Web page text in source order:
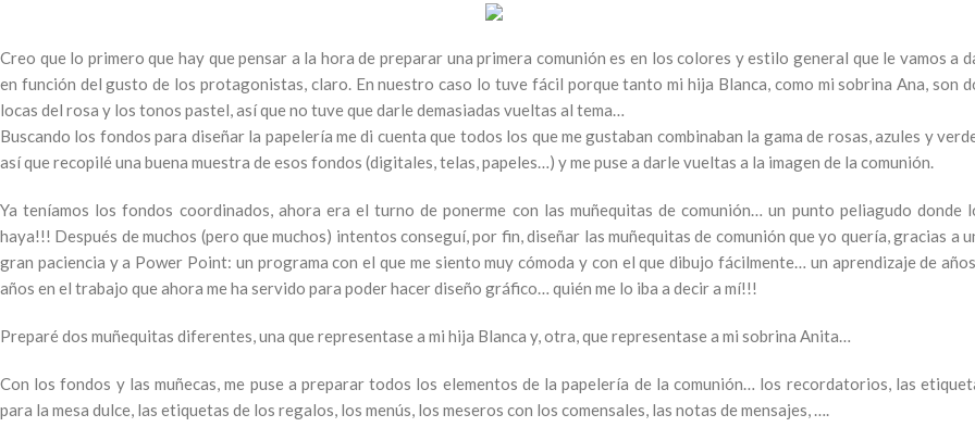
Creo que lo primero que hay que pensar a la hora de preparar una primera comunión es en los colores y estilo general que le vamos a
en función del gusto de los protagonistas, claro. En nuestro caso lo tuve fácil porque tanto mi hija Blanca, como mi sobrina Ana, son
locas del rosa y los tonos pastel, así que no tuve que darle demasiadas vueltas al tema…
Buscando los fondos para diseñar la papelería me di cuenta que todos los que me gustaban combinaban la gama de rosas, azules y
así que recopilé una buena muestra de esos fondos (digitales, telas, papeles…) y me puse a darle vueltas a la imagen de la comunión.
Ya teníamos los fondos coordinados, ahora era el turno de ponerme con las muñequitas de comunión… un punto peliagudo donde
haya!!! Después de muchos (pero que muchos) intentos conseguí, por fin, diseñar las muñequitas de comunión que yo quería, gracias a
gran paciencia y a Power Point: un programa con el que me siento muy cómoda y con el que dibujo fácilmente… un aprendizaje de
años en el trabajo que ahora me ha servido para poder hacer diseño gráfico… quién me lo iba a decir a mí!!!
Preparé dos muñequitas diferentes, una que representase a mi hija Blanca y, otra, que representase a mi sobrina Anita…
Con los fondos y las muñecas, me puse a preparar todos los elementos de la papelería de la comunión… los recordatorios, las
para la mesa dulce, las etiquetas de los regalos, los menús, los meseros con los comensales, las notas de mensajes, ….